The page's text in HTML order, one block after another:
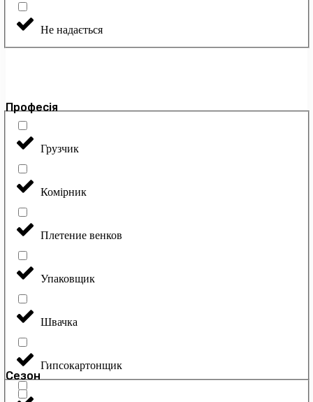
Не надається
Професія
Грузчик
Комірник
Плетение венков
Упаковщик
Швачка
Гипсокартонщик
Сезон